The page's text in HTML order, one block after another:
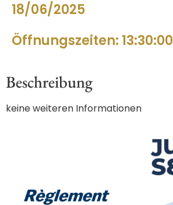
18/06/2025
Öffnungszeiten: 13:30:00
Beschreibung
keine weiteren Informationen